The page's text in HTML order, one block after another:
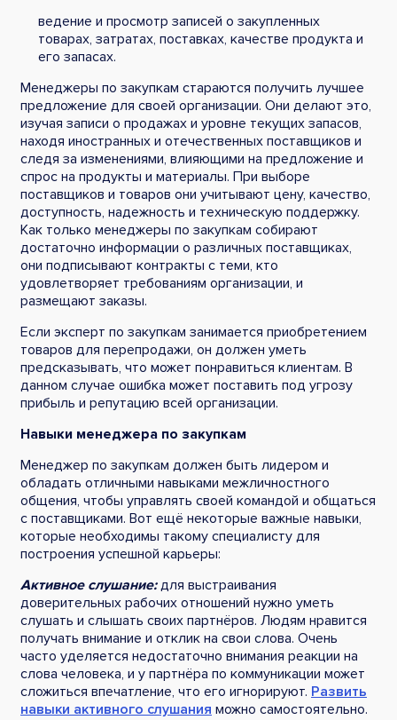
ведение и просмотр записей о закупленных
товарах, затратах, поставках, качестве продукта и
его запасах.
Менеджеры по закупкам стараются получить лучшее
предложение для своей организации. Они делают это,
изучая записи о продажах и уровне текущих запасов,
находя иностранных и отечественных поставщиков и
следя за изменениями, влияющими на предложение и
спрос на продукты и материалы. При выборе
поставщиков и товаров они учитывают цену, качество,
доступность, надежность и техническую поддержку.
Как только менеджеры по закупкам собирают
достаточно информации о различных поставщиках,
они подписывают контракты с теми, кто
удовлетворяет требованиям организации, и
размещают заказы.
Если эксперт по закупкам занимается приобретением
товаров для перепродажи, он должен уметь
предсказывать, что может понравиться клиентам. В
данном случае ошибка может поставить под угрозу
прибыль и репутацию всей организации.
Навыки менеджера по закупкам
Менеджер по закупкам должен быть лидером и
обладать отличными навыками межличностного
общения, чтобы управлять своей командой и общаться
с поставщиками. Вот ещё некоторые важные навыки,
которые необходимы такому специалисту для
построения успешной карьеры:
Активное слушание:для выстраивания
доверительных рабочих отношений нужно уметь
слушать и слышать своих партнёров. Людям нравится
получать внимание и отклик на свои слова. Очень
часто уделяется недостаточно внимания реакции на
слова человека, и у партнёра по коммуникации может
сложиться впечатление, что его игнорируют. Развить
навыки активного слушания можно самостоятельно.